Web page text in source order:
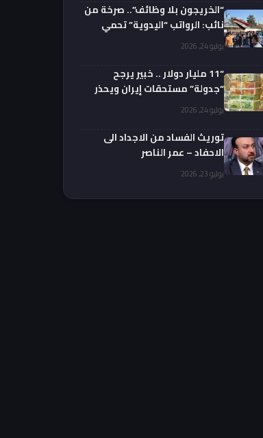
“الخريجون بلا وظائف”.. صرخة من
نائب: الرواتب “اليدوية” تحمي
الفضائيين!يوليو 24, 2026
“11 مليار دولار .. خبير يرجح
“جدولة” مستحقات إيران ويحذر
من السداد الفورييوليو 24, 2026
توريث الفساد من الاجداد الى
الاحفاد – عمر الناصر
يوليو 23, 2026